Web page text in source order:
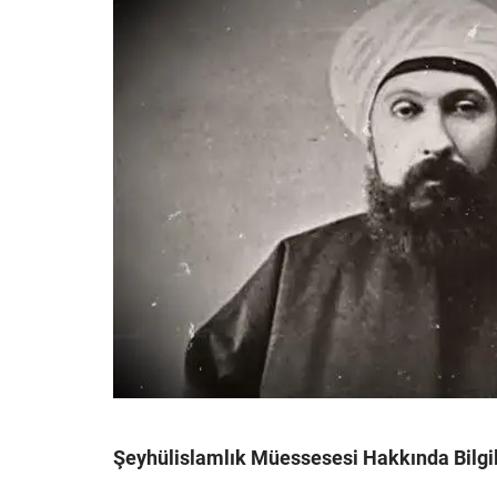
Şeyhülislamlık Müessesesi Hakkında